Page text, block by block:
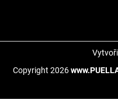
Copyright 2026